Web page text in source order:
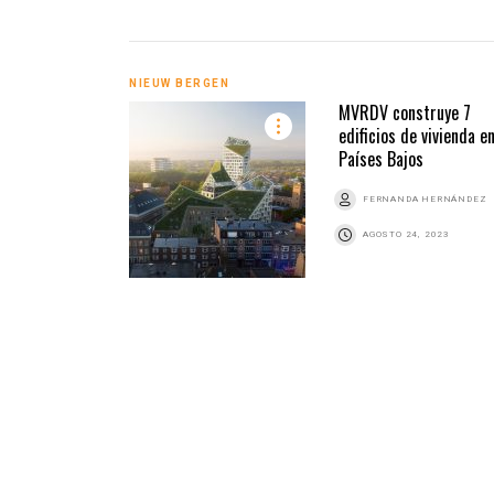
NIEUW BERGEN
MVRDV construye 7
edificios de vivienda en
Países Bajos
FERNANDA HERNÁNDEZ
AGOSTO 24, 2023